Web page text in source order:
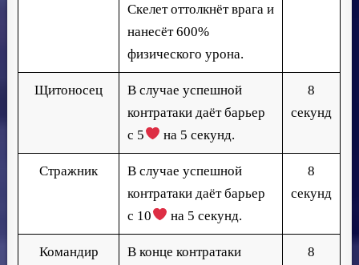
Скелет оттолкнёт врага и
нанесёт 600%
физического урона.
Щитоносец
В случае успешной
контратаки даёт барьер
с 5
на 5 секунд.
8
секунд
Стражник
В случае успешной
контратаки даёт барьер
с 10
на 5 секунд.
8
секунд
Командир
В конце контратаки
8